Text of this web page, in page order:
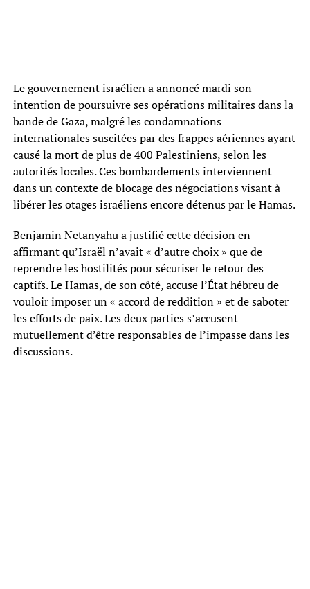
Le gouvernement israélien a annoncé mardi son
intention de poursuivre ses opérations militaires dans la
bande de Gaza, malgré les condamnations
internationales suscitées par des frappes aériennes ayant
causé la mort de plus de 400 Palestiniens, selon les
autorités locales. Ces bombardements interviennent
dans un contexte de blocage des négociations visant à
libérer les otages israéliens encore détenus par le Hamas.
Benjamin Netanyahu a justifié cette décision en
affirmant qu’Israël n’avait « d’autre choix » que de
reprendre les hostilités pour sécuriser le retour des
captifs. Le Hamas, de son côté, accuse l’État hébreu de
vouloir imposer un « accord de reddition » et de saboter
les efforts de paix. Les deux parties s’accusent
mutuellement d’être responsables de l’impasse dans les
discussions.